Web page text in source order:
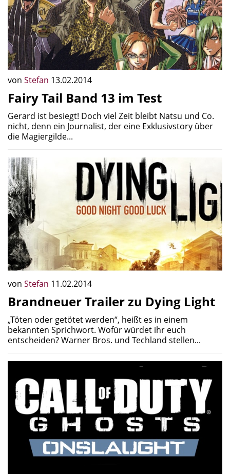
von Stefan 13.02.2014
Fairy Tail Band 13 im Test
Gerard ist besiegt! Doch viel Zeit bleibt Natsu und Co.
nicht, denn ein Journalist, der eine Exklusivstory über
die Magiergilde...
von Stefan 11.02.2014
Brandneuer Trailer zu Dying Light
„Töten oder getötet werden“, heißt es in einem
bekannten Sprichwort. Wofür würdet ihr euch
entscheiden? Warner Bros. und Techland stellen...